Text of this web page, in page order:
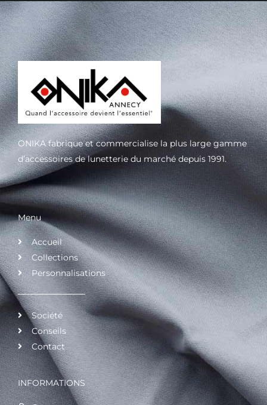
ONIKA fabrique et commercialise la plus large gamme
d’accessoires de lunetterie du marché depuis 1991.
Menu
Accueil
Collections
Personnalisations
Société
Conseils
Contact
INFORMATIONS